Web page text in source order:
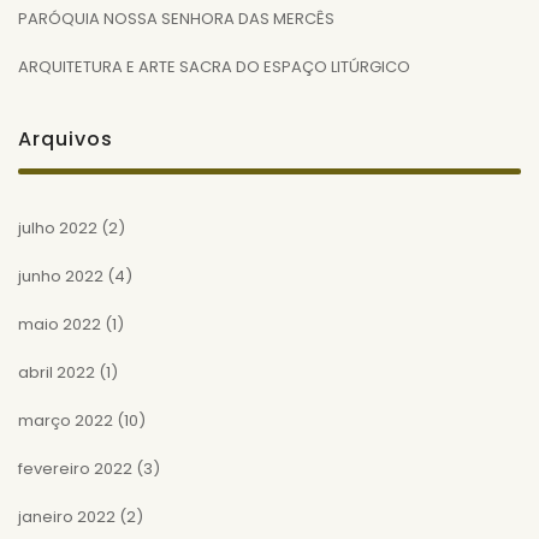
PARÓQUIA NOSSA SENHORA DAS MERCÊS
ARQUITETURA E ARTE SACRA DO ESPAÇO LITÚRGICO
Arquivos
julho 2022 (2)
junho 2022 (4)
maio 2022 (1)
abril 2022 (1)
março 2022 (10)
fevereiro 2022 (3)
janeiro 2022 (2)